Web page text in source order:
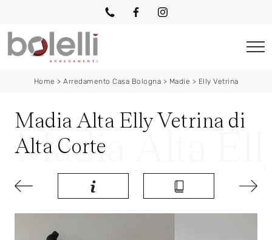
Home > Arredamento Casa Bologna > Madie > Elly Vetrina
Madia Alta Elly Vetrina di
Alta Corte